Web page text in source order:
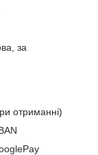
за
отриманні)